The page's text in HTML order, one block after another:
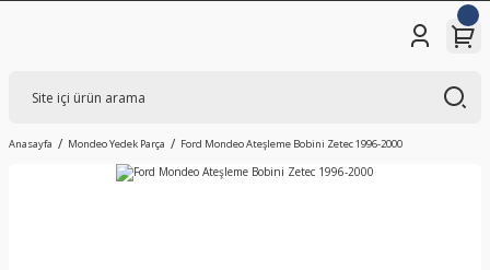
Anasayfa Mondeo Yedek Parça Ford Mondeo Ateşleme Bobini Zetec 1996-2000